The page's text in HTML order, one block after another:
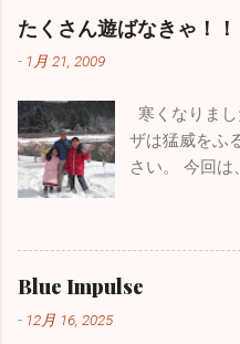
飛行機が大好
した。実は
学・防衛大学
ながら受験当
ました。パ
が、ブルーの
発。富士五湖
のカヤック
と準備に入っ
入れを忘れて
は出せなく
も良く富士山
て消えてしまいました。１
飛んでしまいました。物凄い
ました。HPを管理している
らダメでした。 ここで止ま
パッとあきらめて、１からま
になるよう頑張ります。大し
んが、お暇なときにまたご覧
このブログを書いています
収束し始めました。もちろ
ますが、１週間前の半分以下
さん気を付けてくださいね
たくさん遊ばなきゃ！！
- 1月 21, 2009
寒くなりま
ザは猛威をふ
さい。 今回
わがままで
が、とっても
父親の疲れな
Blue Impulse
- 12月 16, 2025